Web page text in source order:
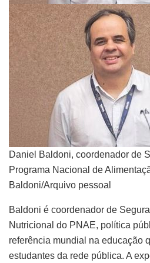
Daniel Baldoni, coordenador de
Programa Nacional de
Baldoni/Arquivo pessoal
Baldoni é coordenador de
Nutricional do PNAE, política
referência mundial na educação
estudantes da rede pública. A